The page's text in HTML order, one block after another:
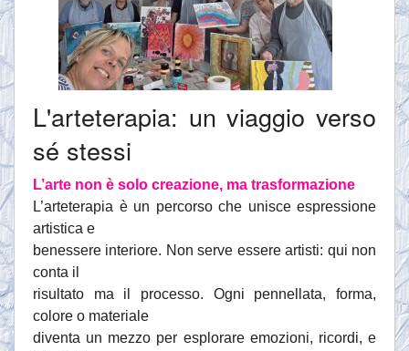
L'arteterapia: un viaggio verso
sé stessi
L’arte non è solo creazione, ma trasformazione
L’arteterapia è un percorso che unisce espressione
artistica e
benessere interiore. Non serve essere artisti: qui non
conta il
risultato ma il processo. Ogni pennellata, forma,
colore o materiale
diventa un mezzo per esplorare emozioni, ricordi, e